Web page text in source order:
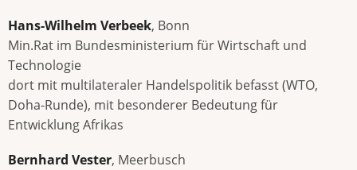
Hans-Wilhelm Verbeek, Bonn
Min.Rat im Bundesministerium für Wirtschaft und
Technologie
dort mit multilateraler Handelspolitik befasst (WTO,
Doha-Runde), mit besonderer Bedeutung für
Entwicklung Afrikas
Bernhard Vester, Meerbusch